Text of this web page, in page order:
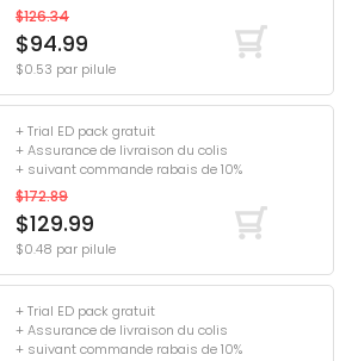
$126.34
$94.99
$0.53 par pilule
+ Trial ED pack gratuit
+ Assurance de livraison du colis
+ suivant commande rabais de 10%
$172.89
$129.99
$0.48 par pilule
+ Trial ED pack gratuit
+ Assurance de livraison du colis
+ suivant commande rabais de 10%